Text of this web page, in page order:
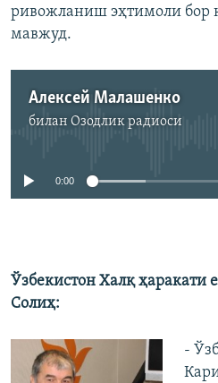
ривожланиш эҳтимоли бор
мавжуд.
Алексей Малашенко
билан Озодлик радиоси
Айни дамда медиа-
0:00
Ўзбекистон Халқ
Солиҳ:
-